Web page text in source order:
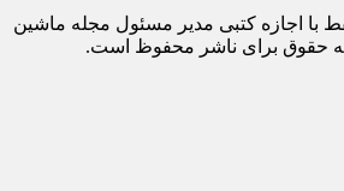
با اجازه کتبی مدیر مسئول مجله ماشین
حقوق برای ناشر محفوظ است.